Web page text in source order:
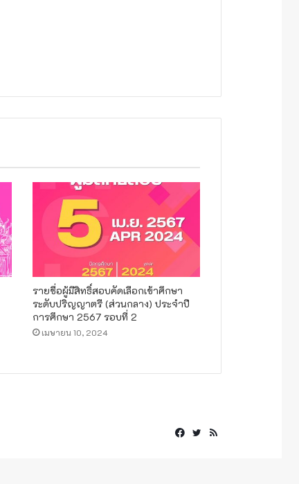
รายชื่อผู้มีสิทธิ์สอบคัดเลือกเข้าศึกษา
ระดับปริญญาตรี (ส่วนกลาง) ประจำปี
การศึกษา 2567 รอบที่ 2
เมษายน 10, 2024
Facebook
Twitter
RSS